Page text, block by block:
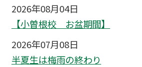
2026年08月04日
【小曽根校 お盆期間】
2026年07月08日
半夏生は梅雨の終わり